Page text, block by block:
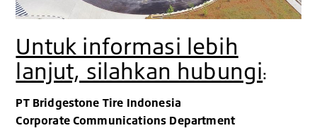
Untuk informasi lebih
lanjut, silahkan hubungi:
PT Bridgestone Tire Indonesia
Corporate Communications Department